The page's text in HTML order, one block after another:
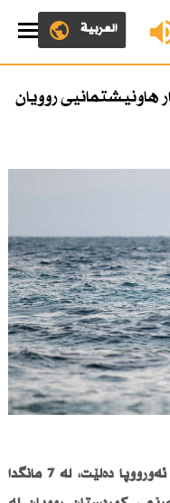
العربية
هەزار هاونیشتمانیی روویان
سەرۆكی كۆمەڵەی پەنابەرە گەڕاوەكانی ئەورووپا دەڵێت، لە 7 مانگدا